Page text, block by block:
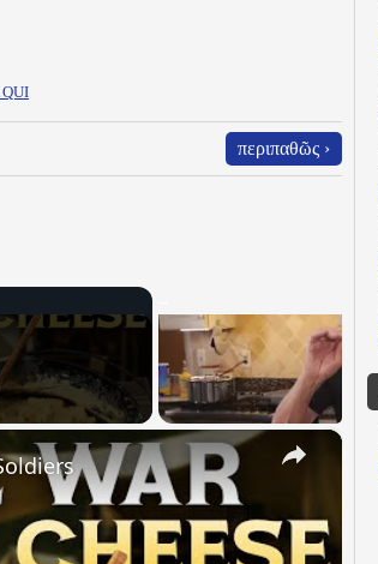
περιπαθῶς ›
×